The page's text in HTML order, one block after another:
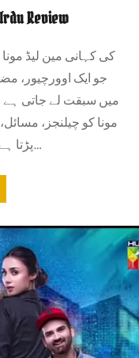
Review
جو ایک اوورچیور،
میں سبقت لے جاتی ہے
مونا کو چیلنجز،
پڑتا ہے کیونکہ وہ نہیں کرتی۔ ہمارے معاشرے…